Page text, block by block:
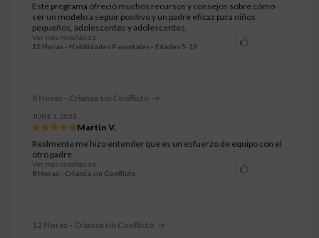
Este programa ofreció muchos recursos y consejos sobre cómo
ser un modelo a seguir positivo y un padre eficaz para niños
pequeños, adolescentes y adolescentes.
Ver más reseñas de
12 Horas - Habilidades Parentales - Edades 5-13
8 Horas - Crianza sin Conflicto
JUNE 1, 2023
Martin V.
Realmente me hizo entender que es un esfuerzo de equipo con el
otro padre
Ver más reseñas de
8 Horas - Crianza sin Conflicto
12 Horas - Crianza sin Conflicto